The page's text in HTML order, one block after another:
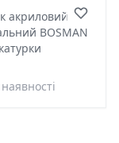
акриловий
BOSMAN